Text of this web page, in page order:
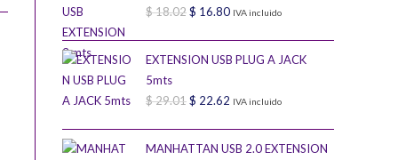
$ 261.64.$ 222.90.
$18.02El
original
$ 18.02.
$ 16.80El
actual
$ 16.80.
IVA incluido
EXTENSION USB PLUG A JACK
5mts
$29.01El
original
$ 22.62 El
actual
IVA incluido
MANHATTAN USB 2.0 EXTENSION